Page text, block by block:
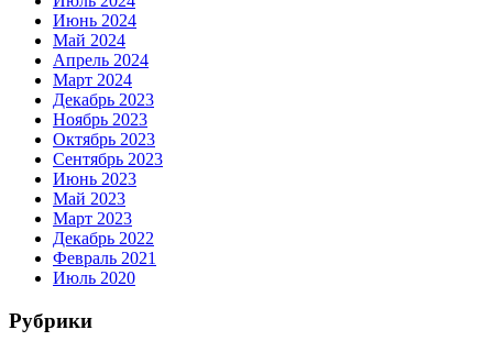
Июнь 2024
Май 2024
Апрель 2024
Март 2024
Декабрь 2023
Ноябрь 2023
Октябрь 2023
Сентябрь 2023
Июнь 2023
Май 2023
Март 2023
Декабрь 2022
Февраль 2021
Июль 2020
Рубрики